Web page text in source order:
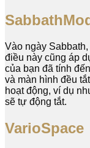
Vào ngày
điều này cũng áp
của bạn đã tính
và màn hình đều
hoạt động, ví dụ
sẽ tự động tắt.
VarioSpace